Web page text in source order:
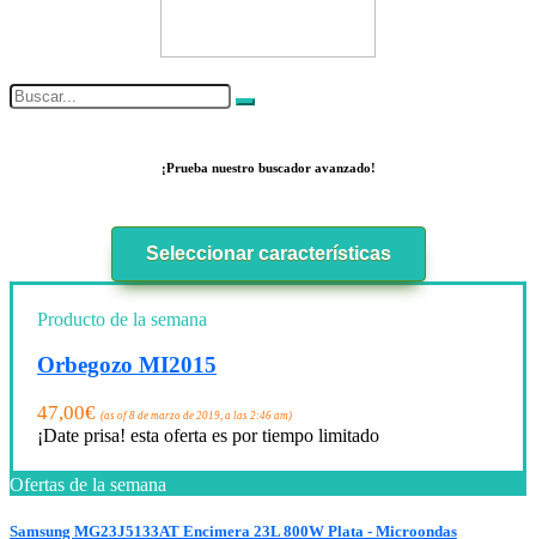
¡Prueba nuestro buscador avanzado!
Seleccionar características
Producto de la semana
Orbegozo MI2015
47,00€ (as of 8 de marzo de 2019, a las 2:46 am)
¡Date prisa! esta oferta es por tiempo limitado
Ofertas de la semana
Samsung MG23J5133AT Encimera 23L 800W Plata - Microondas